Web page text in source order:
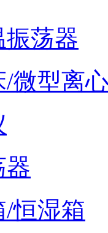
荡器
微型离
器
/恒湿箱